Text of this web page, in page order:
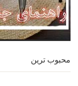
محبوب ترین